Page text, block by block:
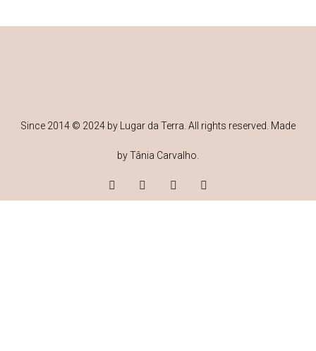
Since 2014 © 2024 by Lugar da Terra. All rights reserved. Made
by Tânia Carvalho.